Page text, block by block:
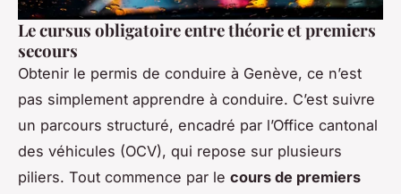
Le cursus obligatoire entre théorie et premiers
secours
Obtenir le permis de conduire à Genève, ce n’est
pas simplement apprendre à conduire. C’est suivre
un parcours structuré, encadré par l’Office cantonal
des véhicules (OCV), qui repose sur plusieurs
piliers. Tout commence par le cours de premiers